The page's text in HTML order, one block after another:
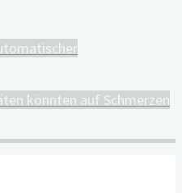
könnten auf Schmerzen